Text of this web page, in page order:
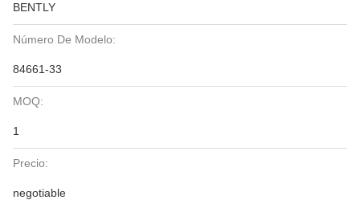
BENTLY
Número De Modelo:
84661-33
MOQ:
1
Precio:
negotiable